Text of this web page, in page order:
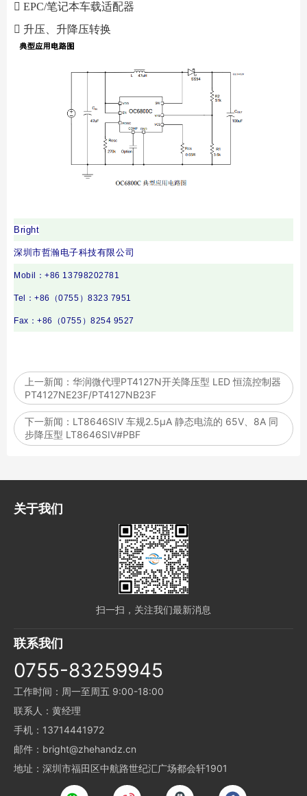
 EPC/笔记本车载适配器
 升压、升降压转换
Bright
深圳市哲瀚电子科技有限公司
Mobil ：+86 13798202781
Tel ：+86（0755）8323 7951
Fax ：+86（0755）8254 9527
上一新闻： 华润微代理PT4127N开关降压型 LED 恒流控制器
PT4127NE23F/PT4127NB23F
下一新闻： LT8646SIV 车规2.5μA 静态电流的 65V、8A 同
步降压型 LT8646SIV#PBF
关于我们
扫一扫，关注我们最新消息
联系我们
0755-83259945
工作时间：周一至周五 9:00-18:00
联系人：黄经理
手机：13714441972
邮件：bright@zhehandz.cn
地址：深圳市福田区中航路世纪汇广场都会轩1901